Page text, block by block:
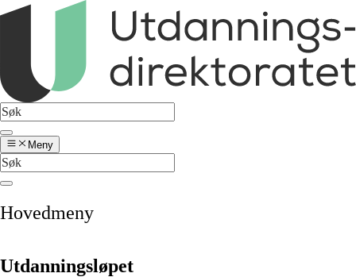
Meny
Hovedmeny
Utdanningsløpet